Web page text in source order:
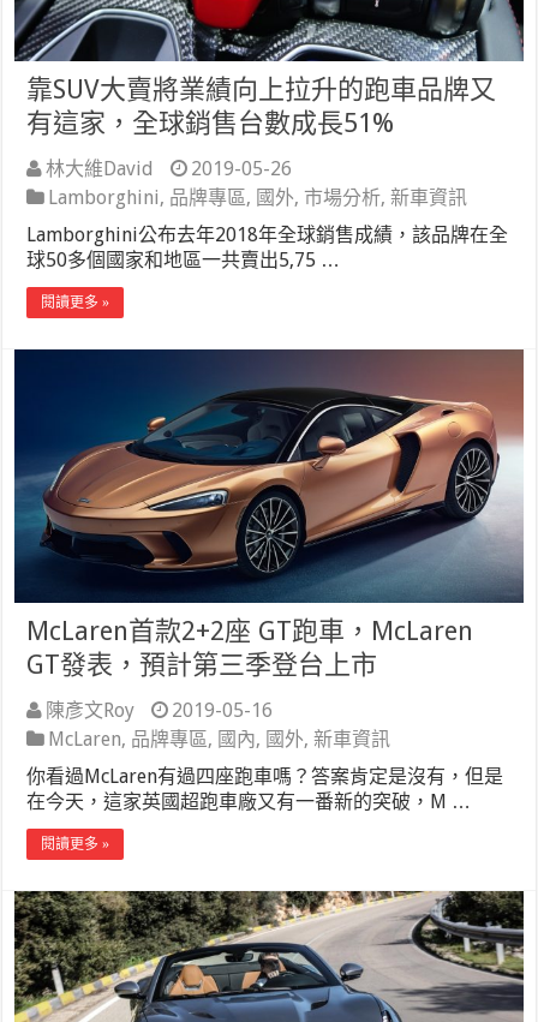
靠SUV大賣將業績向上拉升的跑車品牌又
有這家，全球銷售台數成長51%
林大維David
2019-05-26
Lamborghini, 品牌專區, 國外, 市場分析,新車資訊
Lamborghini公布去年2018年全球銷售成績，該品牌在全
球50多個國家和地區一共賣出5,75 …
閱讀更多 »
McLaren首款2+2座 GT跑車，McLaren
GT發表，預計第三季登台上市
陳彥文Roy
2019-05-16
McLaren, 品牌專區, 國內, 國外,新車資訊
你看過McLaren有過四座跑車嗎？答案肯定是沒有，但是
在今天，這家英國超跑車廠又有一番新的突破，M …
閱讀更多 »